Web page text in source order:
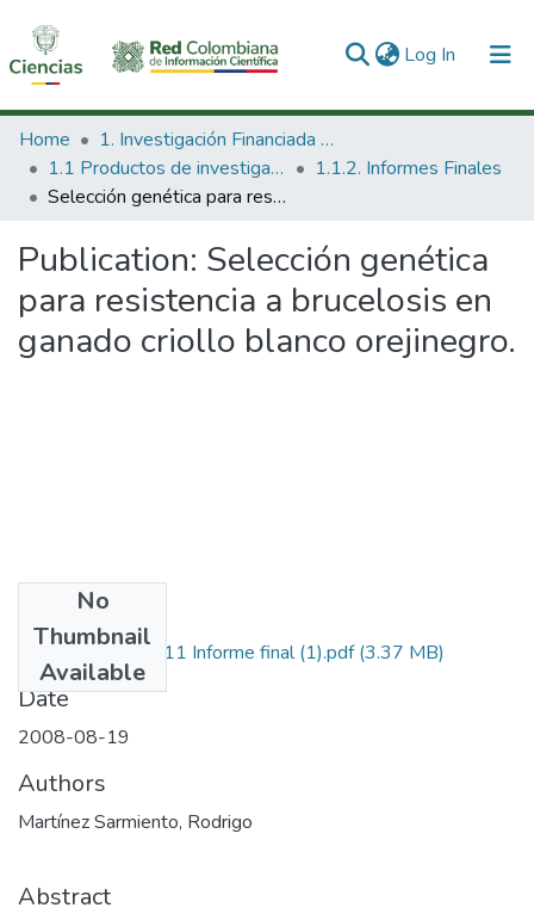
Log In (current)
Communities & Collections
All of DSpace
Home
1. Investigación Financiada con Recursos Públicos
1.1 Productos de investigación
1.1.2. Informes Finales
Selección genética para resistencia a brucelosis en ganado criollo blanco orejinegro.
Publication: Selección genética
para resistencia a brucelosis en
ganado criollo blanco orejinegro.
No
Thumbnail
Available
7106-07-17811 Informe final (1).pdf(3.37 MB)
Date
2008-08-19
Authors
Martínez Sarmiento, Rodrigo
Abstract